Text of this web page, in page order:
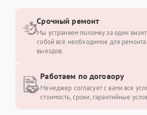
Срочный ремонт
Мы устраняем поломку за один
собой всё необходимое для
выездов.
Работаем по договору
Менеджер согласует с вами все
стоимость, сроки, гарантийные